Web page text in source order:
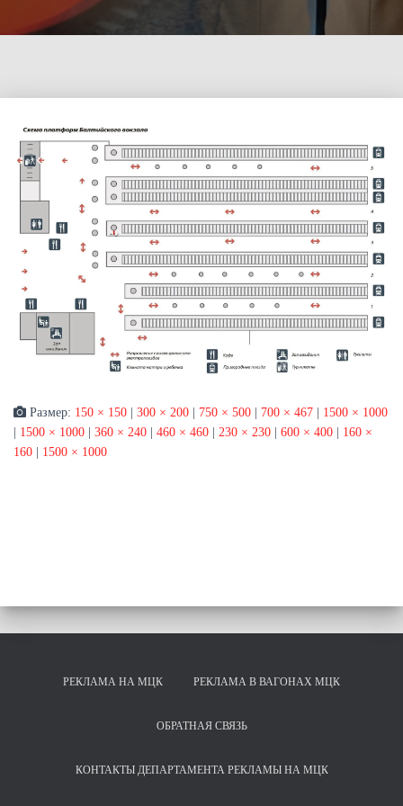
Размер: 150 × 150 | 300 × 200 | 750 × 500 | 700 × 467 | 1500 × 1000
| 1500 × 1000 | 360 × 240 | 460 × 460 | 230 × 230 | 600 × 400 | 160 ×
160 | 1500 × 1000
РЕКЛАМА НА МЦК РЕКЛАМА В ВАГОНАХ МЦК
ОБРАТНАЯ СВЯЗЬ
КОНТАКТЫ ДЕПАРТАМЕНТА РЕКЛАМЫ НА МЦК